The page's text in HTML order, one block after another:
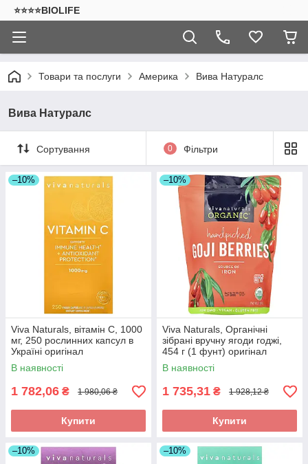
⭐⭐⭐⭐BIOLIFE
Товари та послуги Америка Вива Натуралс
Вива Натуралс
Сортування 0 Фільтри
–10%
Viva Naturals, вітамін C, 1000
мг, 250 рослинних капсул в
Україні оригінал
В наявності
1 782,06 ₴ 1 980,06 ₴
Купити
–10%
Viva Naturals, Органічні
зібрані вручну ягоди годжі,
454 г (1 фунт) оригінал
В наявності
1 735,31 ₴ 1 928,12 ₴
Купити
–10% –10%